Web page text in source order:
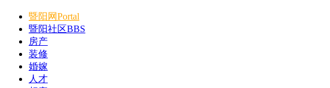
暨阳网Portal
暨阳社区BBS
房产
装修
婚嫁
人才